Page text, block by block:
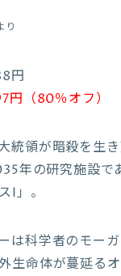
り
円
円（80％オフ）
統領が暗殺を生
年の研究施設で
I」。
は科学者のモー
生命体が蔓延る